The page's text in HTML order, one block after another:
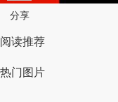
分享
阅读推荐
热门图片